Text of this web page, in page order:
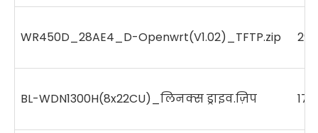
WR450D_28AE4_D-Openwrt(V1.02)_TFTP.zip
BL-WDN1300H(8x22CU)_लिनक्स ड्राइव.ज़िप